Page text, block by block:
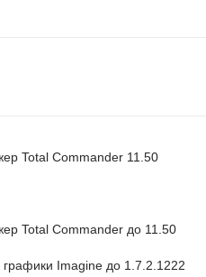
Total Commander 11.50
Total Commander до 11.50
Imagine до 1.7.2.1222